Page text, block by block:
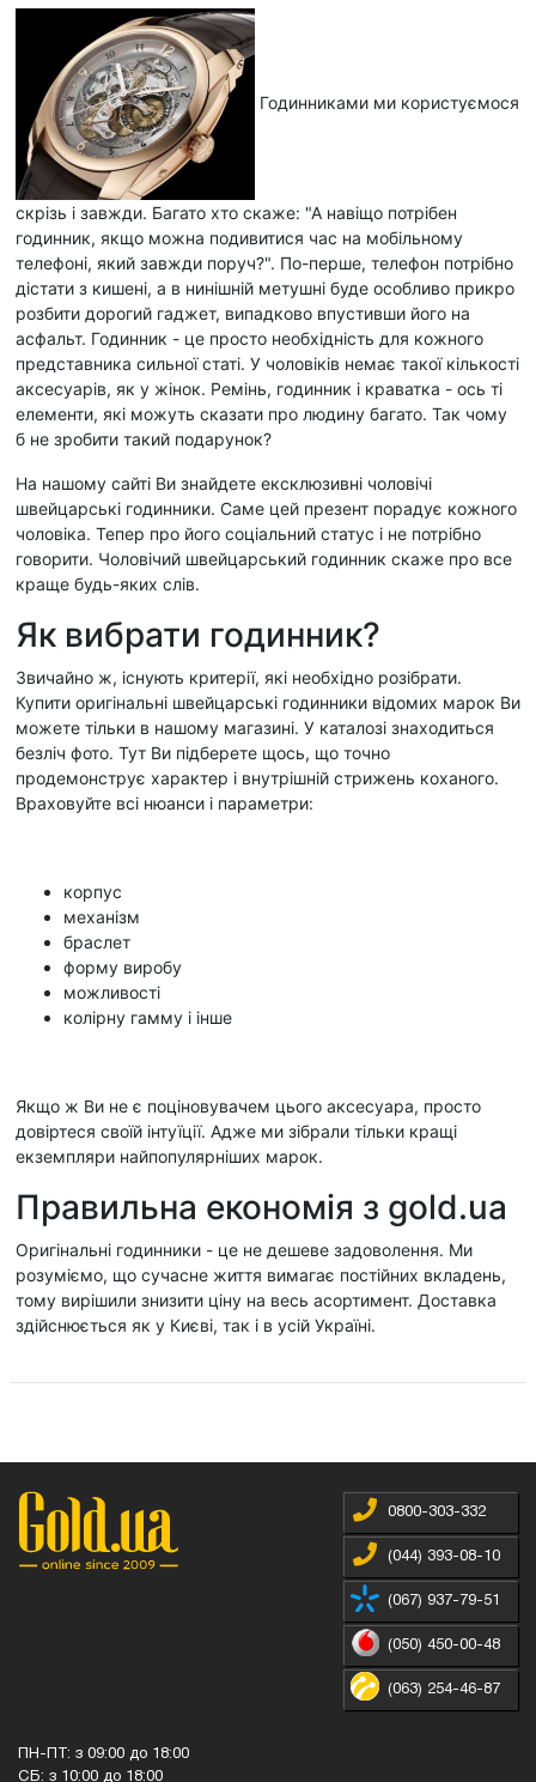
Годинниками ми користуємося
скрізь і завжди. Багато хто скаже: "А навіщо потрібен
годинник, якщо можна подивитися час на мобільному
телефоні, який завжди поруч?". По-перше, телефон потрібно
дістати з кишені, а в нинішній метушні буде особливо прикро
розбити дорогий гаджет, випадково впустивши його на
асфальт. Годинник - це просто необхідність для кожного
представника сильної статі. У чоловіків немає такої кількості
аксесуарів, як у жінок. Ремінь, годинник і краватка - ось ті
елементи, які можуть сказати про людину багато. Так чому
б не зробити такий подарунок?
На нашому сайті Ви знайдете ексклюзивні чоловічі
швейцарські годинники. Саме цей презент порадує кожного
чоловіка. Тепер про його соціальний статус і не потрібно
говорити. Чоловічий швейцарський годинник скаже про все
краще будь-яких слів.
Як вибрати годинник?
Звичайно ж, існують критерії, які необхідно розібрати.
Купити оригінальні швейцарські годинники відомих марок Ви
можете тільки в нашому магазині. У каталозі знаходиться
безліч фото. Тут Ви підберете щось, що точно
продемонструє характер і внутрішній стрижень коханого.
Враховуйте всі нюанси і параметри:
корпус
механізм
браслет
форму виробу
можливості
колірну гамму і інше
Якщо ж Ви не є поціновувачем цього аксесуара, просто
довіртеся своїй інтуїції. Адже ми зібрали тільки кращі
екземпляри найпопулярніших марок.
Правильна економія з gold.ua
Оригінальні годинники - це не дешеве задоволення. Ми
розуміємо, що сучасне життя вимагає постійних вкладень,
тому вирішили знизити ціну на весь асортимент. Доставка
здійснюється як у Києві, так і в усій Україні.
0800-303-332
(044) 393-08-10
(067) 937-79-51
(050) 450-00-48
(063) 254-46-87
ПН-ПТ: з 09:00 до 18:00
СБ: з 10:00 до 18:00